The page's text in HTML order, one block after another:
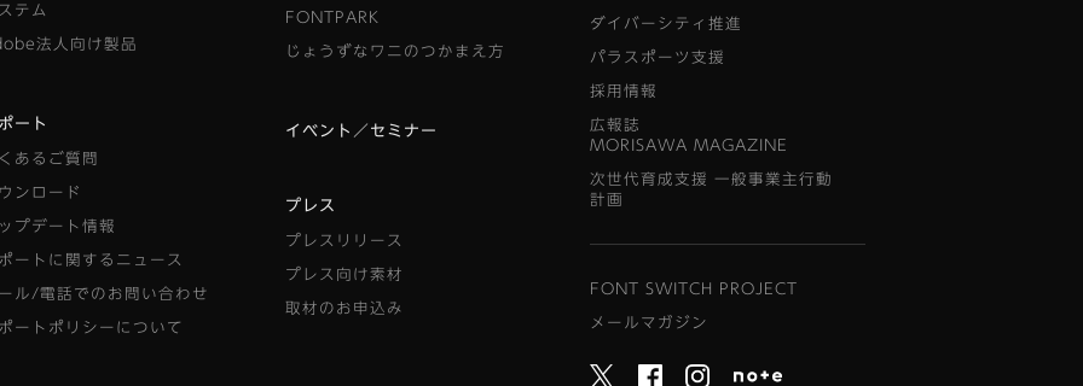
テム
法人向け製品
ート
あるご質問
ンロード
プデート情報
ートに関するニュース
ル/電話でのお問い合わせ
ートポリシーについて
FONTPARK
じょうずなワニのつかまえ方
イベント／セミナー
プレス
プレスリリース
プレス向け素材
取材のお申込み
ダイバーシティ推進
パラスポーツ支援
採用情報
広報誌
MORISAWA MAGAZINE
次世代育成支援 一般事業主行動
計画
FONT SWITCH PROJECT
メールマガジン